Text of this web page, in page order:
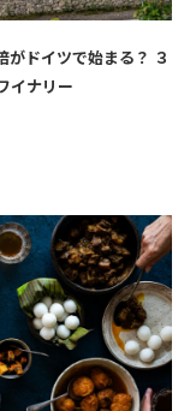
がドイツで始まる？ ３
イナリー